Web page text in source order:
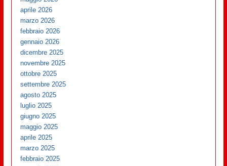
aprile 2026
marzo 2026
febbraio 2026
gennaio 2026
dicembre 2025
novembre 2025
ottobre 2025
settembre 2025
agosto 2025
luglio 2025
giugno 2025
maggio 2025
aprile 2025
marzo 2025
febbraio 2025